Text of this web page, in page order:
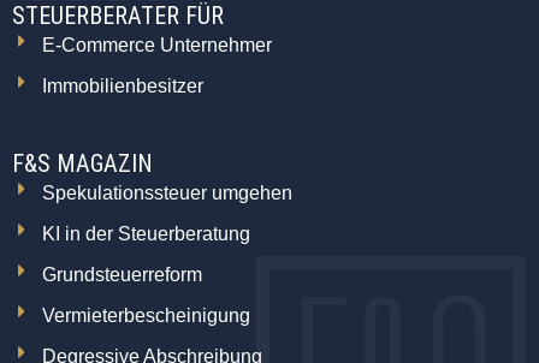
STEUERBERATER FÜR
E-Commerce Unternehmer
Immobilienbesitzer
F&S MAGAZIN
Spekulationssteuer umgehen
KI in der Steuerberatung
Grundsteuerreform
Vermieterbescheinigung
Degressive Abschreibung